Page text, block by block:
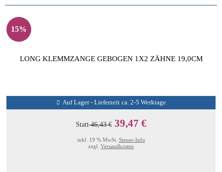
15%
LONG KLEMMZANGE GEBOGEN 1X2 ZÄHNE 19,0CM
Auf Lager - Lieferzeit ca. 2-5 Werktage
Statt46,43 € 39,47 €
inkl. 19 % MwSt. Steuer-Info
zzgl. Versandkosten